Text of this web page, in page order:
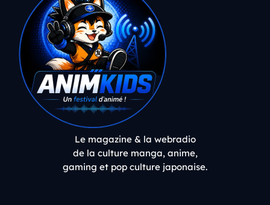
Le magazine & la webradio
de la culture manga, anime,
gaming et pop culture japonaise.